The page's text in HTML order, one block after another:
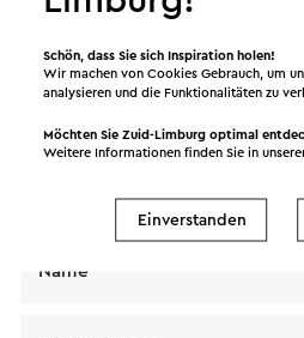
Senden Sie eine E-Mail an
Ihre Nachricht wird sofort
erläutert, wie Visit Zuid-
Name
Schön, dass Sie sich Inspiration holen!
Wir machen von Cookies Gebrauch, um
analysieren und die Funktionalitäten zu
Möchten Sie Zuid-Limburg optimal
Weitere Informationen finden Sie in
Einverstanden